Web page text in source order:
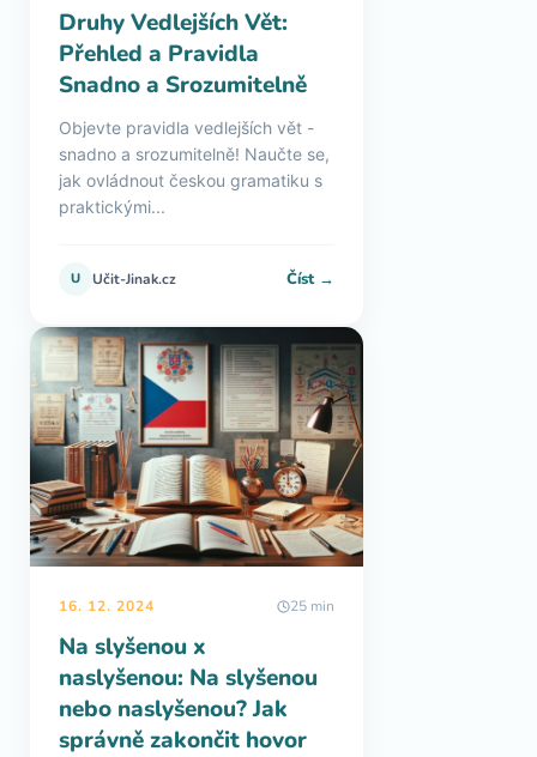
Druhy Vedlejších Vět:
Přehled a Pravidla
Snadno a Srozumitelně
Objevte pravidla vedlejších vět -
snadno a srozumitelně! Naučte se,
jak ovládnout českou gramatiku s
praktickými...
U Učit-Jinak.cz Číst →
16. 12. 2024 25 min
Na slyšenou x
naslyšenou: Na slyšenou
nebo naslyšenou? Jak
správně zakončit hovor